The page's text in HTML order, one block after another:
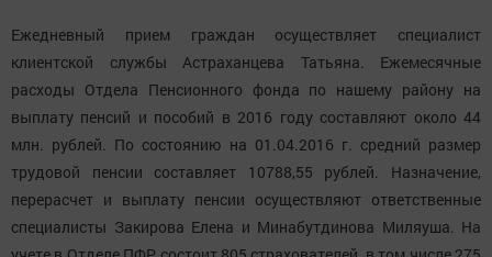
Ежедневный прием граждан осуществляет специалист
клиентской службы Астраханцева Татьяна. Ежемесячные
расходы Отдела Пенсионного фонда по нашему району на
выплату пенсий и пособий в 2016 году составляют около 44
млн. рублей. По состоянию на 01.04.2016 г. средний размер
трудовой пенсии составляет 10788,55 рублей. Назначение,
перерасчет и выплату пенсии осуществляют ответственные
специалисты Закирова Елена и Минабутдинова Миляуша. На